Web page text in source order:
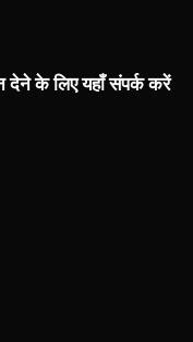
देने के लिए यहाँ संपर्क करें